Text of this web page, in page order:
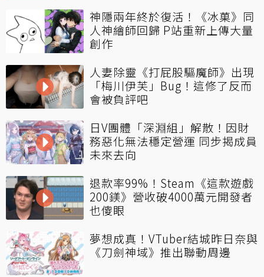
神隱兩年終於復活！《冰菓》同
人神繪師回歸 P站重新上傳大量
創作
人妻除靈《打屁股驅魔師》出現
「梅川伊芙」Bug！這修了反而
會被負評吧
日V團體「深淵組」解散！因財
務惡化無法穩定營運 同步揭成員
未來去向
退款率99%！Steam《這款遊戲
200鎂》營收破4000萬元開發者
也傻眼
夢想成真！VTuber結城昨日奈與
《刀劍神域》推出聯動周邊